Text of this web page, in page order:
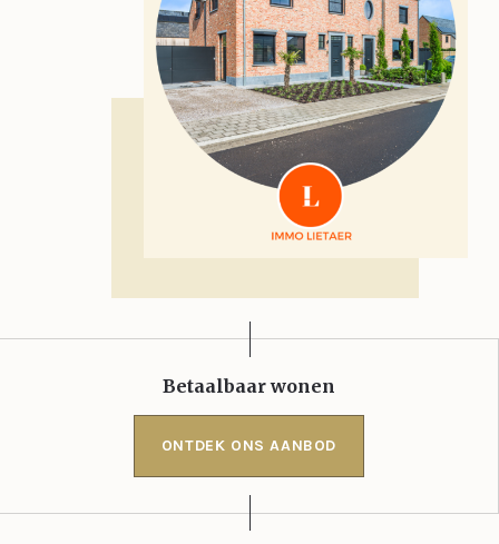
Betaalbaar wonen
ONTDEK ONS AANBOD